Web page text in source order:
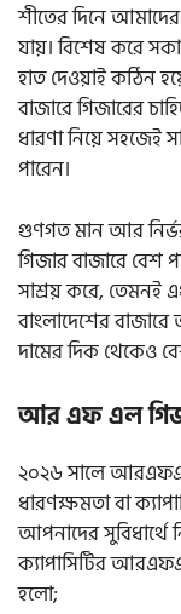
শীতের দিনে
যায়। বিশেষ করে
হাত দেওয়াই কঠিন
বাজারে গিজারের
ধারণা নিয়ে সহজেই
পারেন।
গুণগত মান আর
গিজার বাজারে বেশ
সাশ্রয় করে, তেমনই
বাংলাদেশের
দামের দিক থেকেও
আর এফ এল
২০২৬ সালে
ধারণক্ষমতা বা
আপনাদের সুবিধার্থে
ক্যাপাসিটির
হলো;